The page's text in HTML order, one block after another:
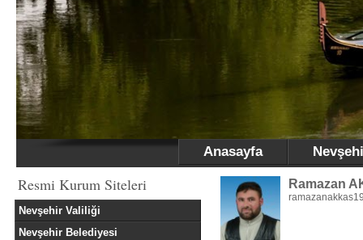
Anasayfa
Resmi Kurum Siteleri
Nevşehir Valiliği
Nevşehir Belediyesi
Ramazan